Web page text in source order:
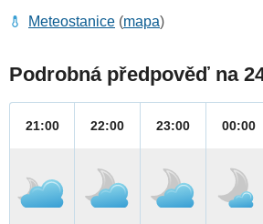
Meteostanice (mapa)
Podrobná předpověď na
21:00 22:00 23:00 00:00